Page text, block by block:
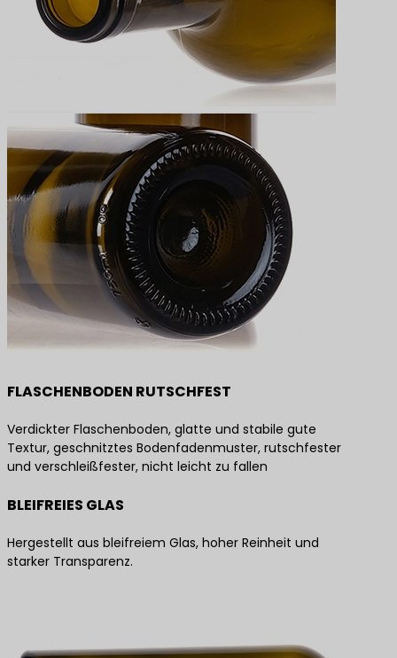
FLASCHENBODEN RUTSCHFEST
Verdickter Flaschenboden, glatte und stabile gute
Textur, geschnitztes Bodenfadenmuster, rutschfester
und verschleißfester, nicht leicht zu fallen
BLEIFREIES GLAS
Hergestellt aus bleifreiem Glas, hoher Reinheit und
starker Transparenz.